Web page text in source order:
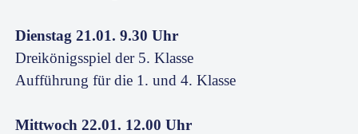
Dienstag 21.01. 9.30 Uhr
Dreikönigsspiel der 5. Klasse
Aufführung für die 1. und 4. Klasse
Mittwoch 22.01. 12.00 Uhr